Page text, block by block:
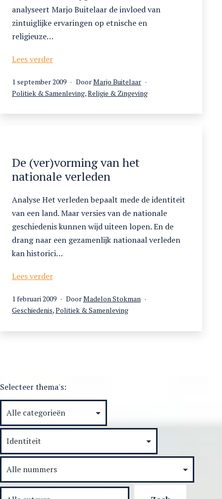
analyseert Marjo Buitelaar de invloed van
zintuiglijke ervaringen op etnische en
religieuze…
Lees verder‘Marokko
zoals
mijn
identiteitsvorming
in
een
postmigratiecontext
Gepubliceerd
op
1 september 2009 DoorMarjo Buitelaar
Gecategoriseerd
Politiek & Samenleving,Religie & Zingeving
De (ver)vorming van het
nationale verleden
Analyse Het verleden bepaalt mede de identiteit
van een land. Maar versies van de nationale
geschiedenis kunnen wijd uiteen lopen. En de
drang naar een gezamenlijk nationaal verleden
kan historici…
Lees verderDe
van
het
Gepubliceerd
op
1 februari 2009 DoorMadelon Stokman
Gecategoriseerd
Geschiedenis,Politiek & Samenleving
Selecteer thema's: